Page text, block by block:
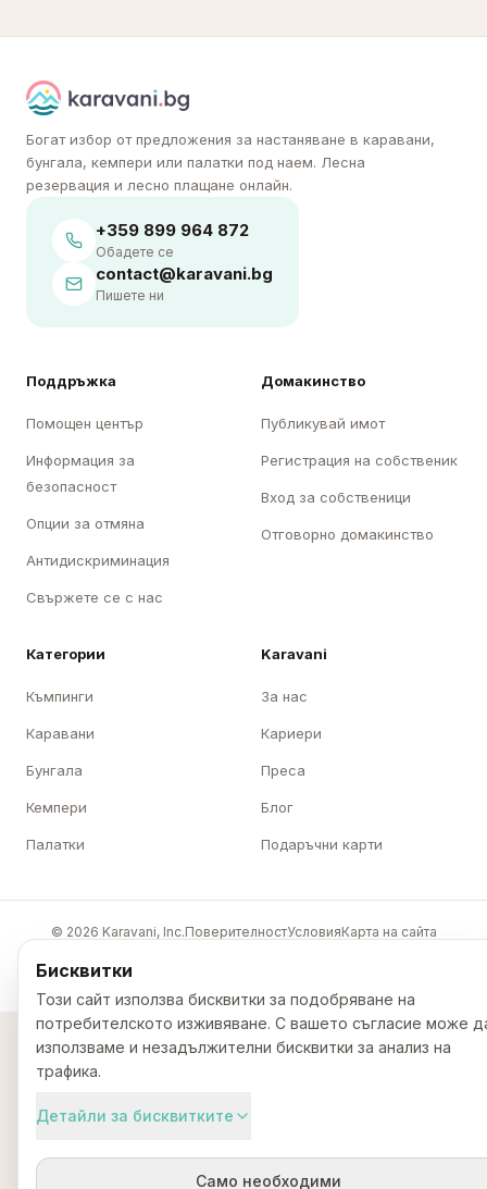
Богат избор от предложения за настаняване в каравани,
бунгала, кемпери или палатки под наем. Лесна
резервация и лесно плащане онлайн.
+359 899 964 872
Обадете се
contact@karavani.bg
Пишете ни
Поддръжка
Помощен център
Информация за
безопасност
Опции за отмяна
Антидискриминация
Свържете се с нас
Домакинство
Публикувай имот
Регистрация на собственик
Вход за собственици
Отговорно домакинство
Категории
Къмпинги
Каравани
Бунгала
Кемпери
Палатки
Karavani
За нас
Кариери
Преса
Блог
Подаръчни карти
© 2026 Karavani, Inc.ПоверителностУсловияКарта на сайта
Бисквитки
Този сайт използва бисквитки за подобряване на
потребителското изживяване. С вашето съгласие може
използваме и незадължителни бисквитки за анализ на
трафика.
Детайли за бисквитките
Само необходими